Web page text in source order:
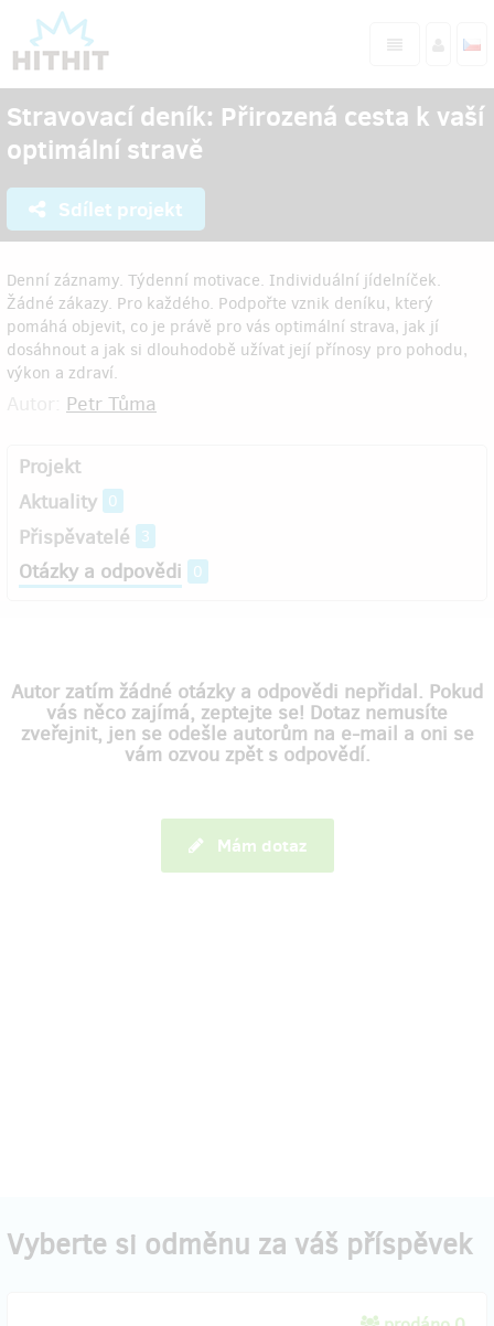
Stravovací deník: Přirozená cesta k vaší
optimální stravě
Sdílet projekt
Denní záznamy. Týdenní motivace. Individuální jídelníček.
Žádné zákazy. Pro každého. Podpořte vznik deníku, který
pomáhá objevit, co je právě pro vás optimální strava, jak jí
dosáhnout a jak si dlouhodobě užívat její přínosy pro pohodu,
výkon a zdraví.
Petr Tůma
Projekt
Aktuality 0
Přispěvatelé 3
Otázky a odpovědi 0
Autor zatím žádné otázky a odpovědi nepřidal. Pokud
vás něco zajímá, zeptejte se! Dotaz nemusíte
zveřejnit, jen se odešle autorům na e-mail a oni se
vám ozvou zpět s odpovědí.
Mám dotaz
Vyberte si odměnu za váš příspěvek